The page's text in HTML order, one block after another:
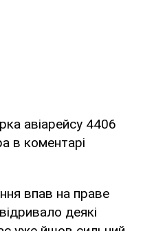
авіарейсу 4406
в коментарі
впав на праве
деякі